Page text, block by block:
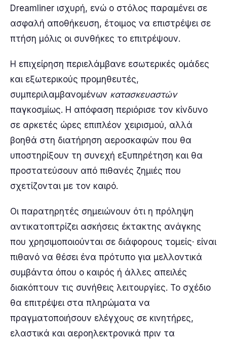
Dreamliner ισχυρή, ενώ ο στόλος παραμένει σε
ασφαλή αποθήκευση, έτοιμος να επιστρέψει σε
πτήση μόλις οι συνθήκες το επιτρέψουν.
Η επιχείρηση περιελάμβανε εσωτερικές ομάδες
και εξωτερικούς προμηθευτές,
συμπεριλαμβανομένων κατασκευαστών
παγκοσμίως. Η απόφαση περιόρισε τον κίνδυνο
σε αρκετές ώρες επιπλέον χειρισμού, αλλά
βοηθά στη διατήρηση αεροσκαφών που θα
υποστηρίξουν τη συνεχή εξυπηρέτηση και θα
προστατεύσουν από πιθανές ζημιές που
σχετίζονται με τον καιρό.
Οι παρατηρητές σημειώνουν ότι η πρόληψη
αντικατοπτρίζει ασκήσεις έκτακτης ανάγκης
που χρησιμοποιούνται σε διάφορους τομείς· είναι
πιθανό να θέσει ένα πρότυπο για μελλοντικά
συμβάντα όπου ο καιρός ή άλλες απειλές
διακόπτουν τις συνήθεις λειτουργίες. Το σχέδιο
θα επιτρέψει στα πληρώματα να
πραγματοποιήσουν ελέγχους σε κινητήρες,
ελαστικά και αεροηλεκτρονικά πριν τα